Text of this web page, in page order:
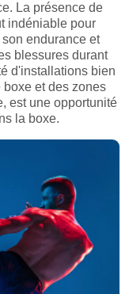
La présence de
indéniable pour
endurance et
blessures durant
d'installations bien
et des zones
est une opportunité
la boxe.